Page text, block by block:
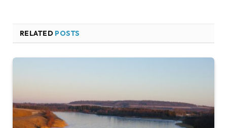
RELATED POSTS